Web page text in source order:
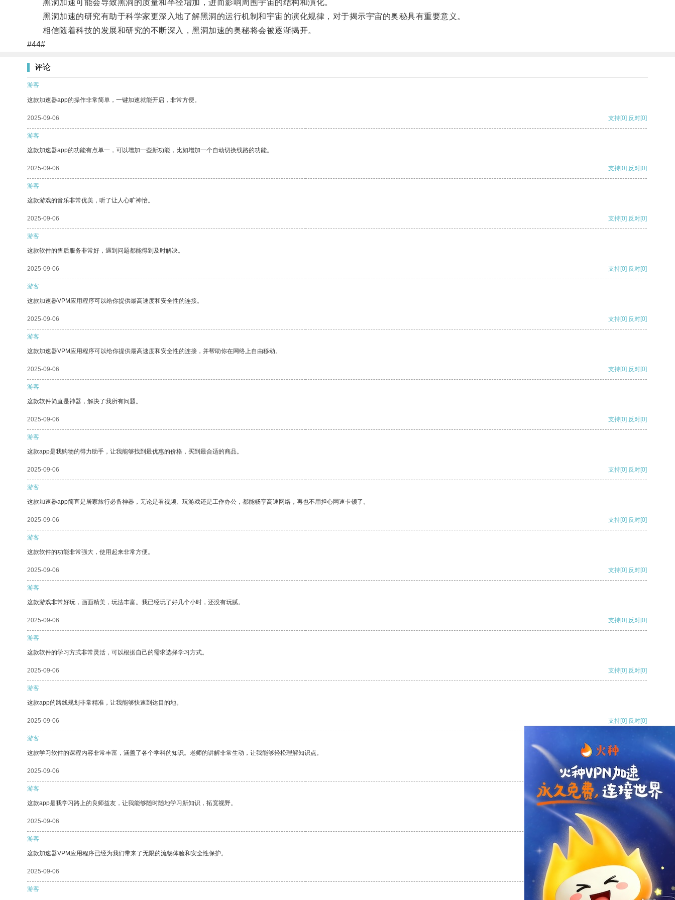
黑洞加速可能会导致黑洞的质量和半径增加，进而影响周围宇宙的结构和演化。
黑洞加速的研究有助于科学家更深入地了解黑洞的运行机制和宇宙的演化规律，对于揭示宇宙的奥秘具有重要意义。
相信随着科技的发展和研究的不断深入，黑洞加速的奥秘将会被逐渐揭开。
#44#
评论
游客
这款加速器app的操作非常简单，一键加速就能开启，非常方便。
2025-09-06 支持[0] 反对[0]
游客
这款加速器app的功能有点单一，可以增加一些新功能，比如增加一个自动切换线路的功能。
2025-09-06 支持[0] 反对[0]
游客
这款游戏的音乐非常优美，听了让人心旷神怡。
2025-09-06 支持[0] 反对[0]
游客
这款软件的售后服务非常好，遇到问题都能得到及时解决。
2025-09-06 支持[0] 反对[0]
游客
这款加速器VPM应用程序可以给你提供最高速度和安全性的连接。
2025-09-06 支持[0] 反对[0]
游客
这款加速器VPM应用程序可以给你提供最高速度和安全性的连接，并帮助你在网络上自由移动。
2025-09-06 支持[0] 反对[0]
游客
这款软件简直是神器，解决了我所有问题。
2025-09-06 支持[0] 反对[0]
游客
这款app是我购物的得力助手，让我能够找到最优惠的价格，买到最合适的商品。
2025-09-06 支持[0] 反对[0]
游客
这款加速器app简直是居家旅行必备神器，无论是看视频、玩游戏还是工作办公，都能畅享高速网络，再也不用担心网速卡顿了。
2025-09-06 支持[0] 反对[0]
游客
这款软件的功能非常强大，使用起来非常方便。
2025-09-06 支持[0] 反对[0]
游客
这款游戏非常好玩，画面精美，玩法丰富。我已经玩了好几个小时，还没有玩腻。
2025-09-06 支持[0] 反对[0]
游客
这款软件的学习方式非常灵活，可以根据自己的需求选择学习方式。
2025-09-06 支持[0] 反对[0]
游客
这款app的路线规划非常精准，让我能够快速到达目的地。
2025-09-06 支持[0] 反对[0]
游客
这款学习软件的课程内容非常丰富，涵盖了各个学科的知识。老师的讲解非常生动，让我能够轻松理解知识点。
2025-09-06 支持[0] 反对
游客
这款app是我学习路上的良师益友，让我能够随时随地学习新知识，拓宽视野。
2025-09-06 支持
游客
这款加速器VPM应用程序已经为我们带来了无限的流畅体验和安全性保护。
2025-09-06 反对 [0]
游客